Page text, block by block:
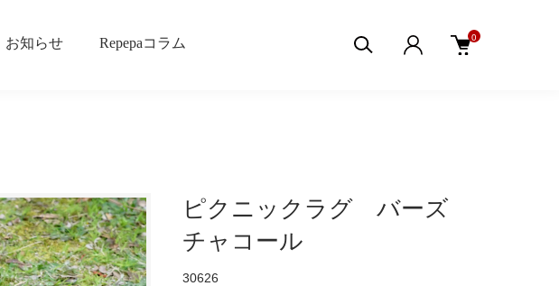
お知らせ Repepaコラム 0
ピクニックラグ バーズ
チャコール
30626